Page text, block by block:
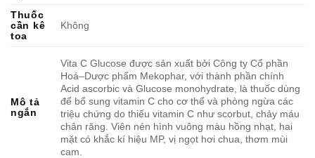
Thuốc
cần kê
toa
Không
Mô tả
ngắn
Vita C Glucose được sản xuất bởi Công ty Cổ phần
Hoá–Dược phẩm Mekophar, với thành phần chính
Acid ascorbic và Glucose monohydrate, là thuốc dùng
để bổ sung vitamin C cho cơ thể và phòng ngừa các
triệu chứng do thiếu vitamin C như scorbut, chảy máu
chân răng. Viên nén hình vuông màu hồng nhạt, hai
mặt có khắc kí hiệu MP, vị ngọt hơi chua, thơm mùi
cam.